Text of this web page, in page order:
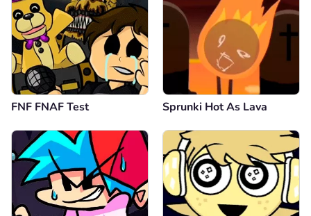
FNF FNAF Test Sprunki Hot As Lava